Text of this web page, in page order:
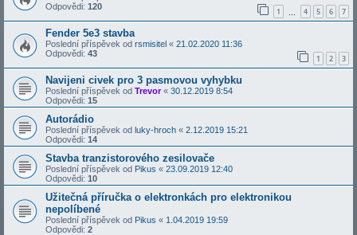
Odpovědi: 120 1 4 5 6 7
Fender 5e3 stavba
Poslední příspěvek od rsmisitel « 21.02.2020 11:36
Odpovědi: 43 1 2 3
Navijeni civek pro 3 pasmovou vyhybku
Poslední příspěvek od Trevor« 30.12.2019 8:54
Odpovědi: 15
Autorádio
Poslední příspěvek od luky-hroch « 2.12.2019 15:21
Odpovědi: 14
Stavba tranzistorového zesilovače
Poslední příspěvek od Pikus « 23.09.2019 12:40
Odpovědi: 10
Užitečná příručka o elektronkách pro elektronikou
nepolíbené
Poslední příspěvek od Pikus « 1.04.2019 19:59
Odpovědi: 2